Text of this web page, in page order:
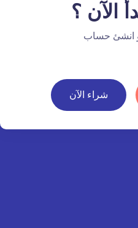
الآن ؟
انشئ حساب
شراء الآن